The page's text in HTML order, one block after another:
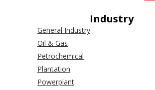
Industry
General Industry
Oil & Gas
Petrochemical
Plantation
Powerplant